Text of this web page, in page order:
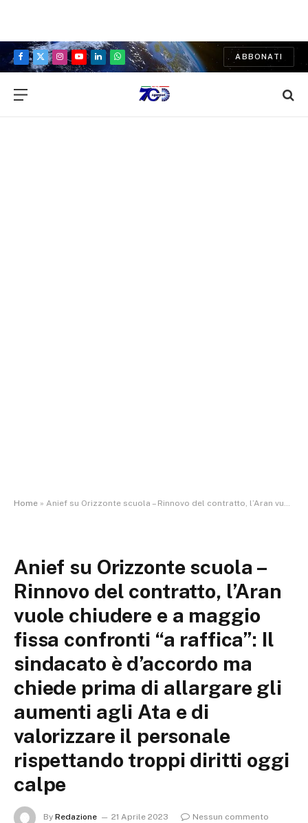
Facebook
X
Instagram
YouTubeLinkedInWhatsApp
ABBONATI
Home » Anief su Orizzonte scuola – Rinnovo del contratto, l’Aran vuole chiudere e a maggio fissa confronti “a raffica”: Il sindacato è d’accordo ma chiede prima di allargare gli aumenti agli Ata e di valorizzare il personale rispettando troppi diritti oggi calpe
Anief su Orizzonte scuola –
Rinnovo del contratto, l’Aran
vuole chiudere e a maggio
fissa confronti “a raffica”: Il
sindacato è d’accordo ma
chiede prima di allargare gli
aumenti agli Ata e di
valorizzare il personale
rispettando troppi diritti oggi
calpe
By Redazione 21 Aprile 2023
Nessun commento